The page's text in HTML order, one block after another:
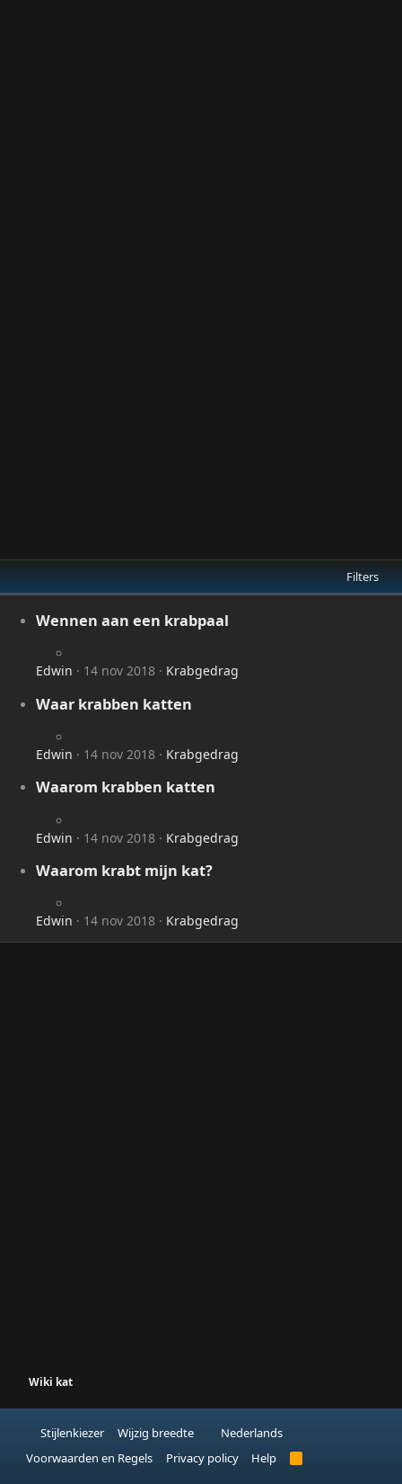
Filters
Wennen aan een krabpaal
Edwin 14 nov 2018 Krabgedrag
Waar krabben katten
Edwin 14 nov 2018 Krabgedrag
Waarom krabben katten
Edwin 14 nov 2018 Krabgedrag
Waarom krabt mijn kat?
Edwin 14 nov 2018 Krabgedrag
Wiki kat
Stijlenkiezer Wijzig breedte
Nederlands
Voorwaarden en Regels
Privacy policy Help
R